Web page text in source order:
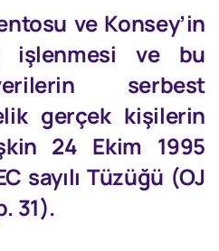
ve Konsey’in
işlenmesi ve bu
serbest
gerçek kişilerin
24 Ekim 1995
sayılı Tüzüğü (OJ
31).